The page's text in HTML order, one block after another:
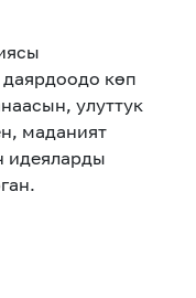
көп
улуттук
маданият
идеяларды